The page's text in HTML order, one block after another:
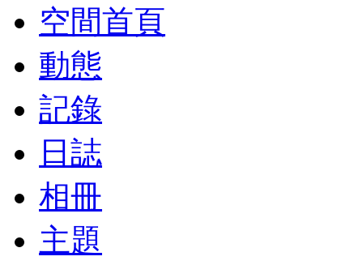
空間首頁
動態
記錄
日誌
相冊
主題